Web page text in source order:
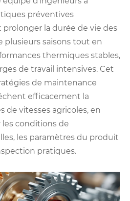
préventives
la durée de vie des
plusieurs saisons tout en
thermiques stables,
de travail intensives. Cet
de maintenance
efficacement la
de vitesses agricoles, en
conditions de
les paramètres du produit
pratiques.